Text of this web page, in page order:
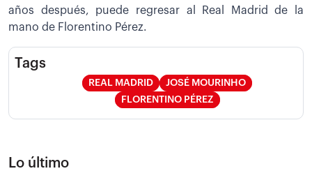
años después, puede regresar al Real Madrid de la
mano de Florentino Pérez.
Tags
REAL MADRID
JOSÉ MOURINHO
FLORENTINO PÉREZ
Lo último